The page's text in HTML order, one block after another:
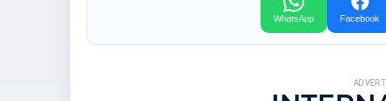
WhatsApp Facebook